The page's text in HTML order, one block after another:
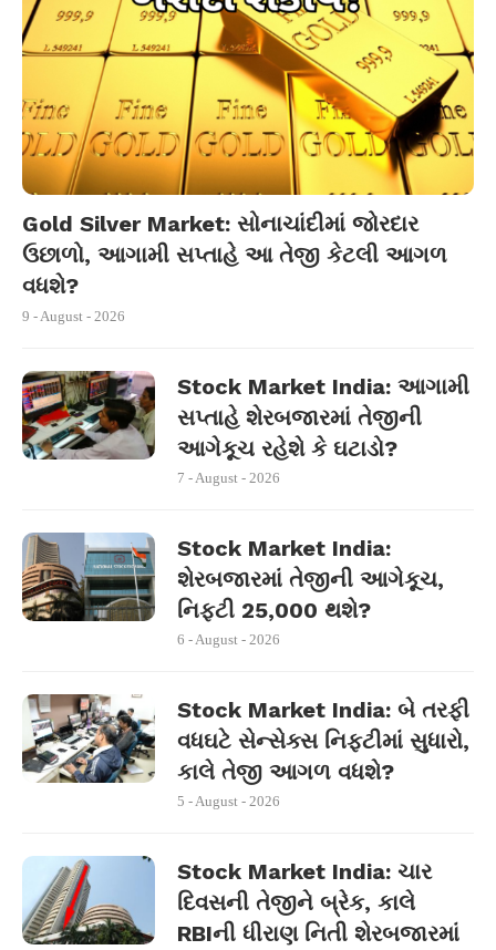
Gold Silver Market: સોનાચાંદીમાં જોરદાર
ઉછાળો, આગામી સપ્તાહે આ તેજી કેટલી આગળ
વધશે?
9 - August - 2026
Stock Market India: આગામી
સપ્તાહે શેરબજારમાં તેજીની
આગેકૂચ રહેશે કે ઘટાડો?
7 - August - 2026
Stock Market India:
શેરબજારમાં તેજીની આગેકૂચ,
નિફ્ટી 25,000 થશે?
6 - August - 2026
Stock Market India: બે તરફી
વધઘટે સેન્સેક્સ નિફ્ટીમાં સુધારો,
કાલે તેજી આગળ વધશે?
5 - August - 2026
Stock Market India: ચાર
દિવસની તેજીને બ્રેક, કાલે
RBIની ધીરાણ નિતી શેરબજારમાં